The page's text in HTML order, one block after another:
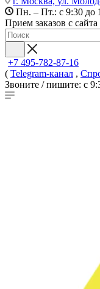
Пн. – Пт.: с 9:30 до
Прием заказов с
+7 495-782-87-16
( Telegram-канал ,
Звоните / пишите: с